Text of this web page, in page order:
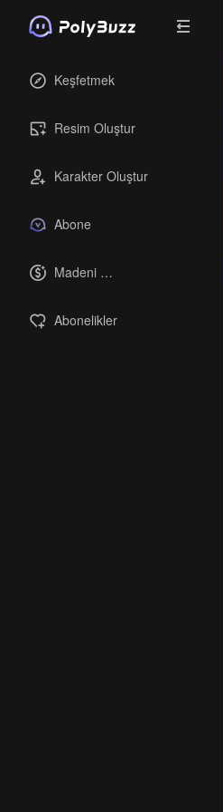
Keşfetmek
Resim Oluştur
Karakter Oluştur
Abone
Madeni
Abonelikler